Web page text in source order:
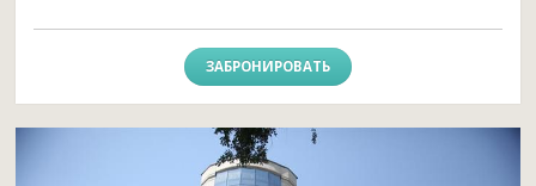
ЗАБРОНИРОВАТЬ